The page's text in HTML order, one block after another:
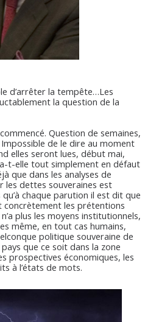
la tempête…Les
la question de la
Question de semaines,
de le dire au moment
elles seront lues, début mai,
t-elle tout simplement en défaut
que dans les analyses de
les dettes souveraines est
chaque parution il est dit que
concrètement les prétentions
plus les moyens institutionnels,
même, en tout cas humains,
politique souveraine de
que ce soit dans la zone
prospectives économiques, les
à l’états de mots.